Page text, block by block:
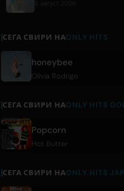
СЕГА СВИРИ НАONLY HITS
honeybee
Olivia Rodrigo
СЕГА СВИРИ НАONLY HITS
Popcorn
Hot Butter
СЕГА СВИРИ НАONLY HITS